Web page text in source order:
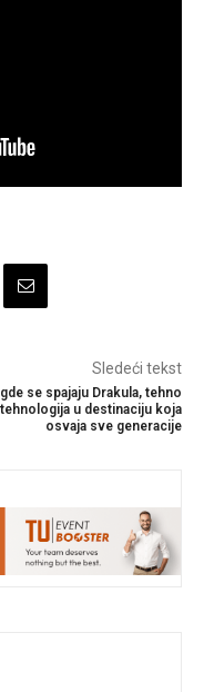
Sledeći tekst
se spajaju Drakula, tehno
u destinaciju koja
osvaja sve generacije